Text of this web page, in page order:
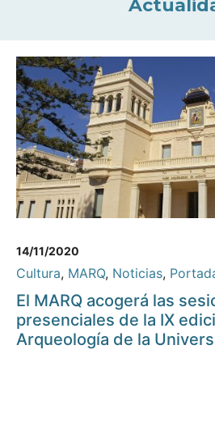
14/11/2020
Cultura, MARQ, Noticias,
El MARQ acogerá las
presenciales de la IX
Arqueología de la